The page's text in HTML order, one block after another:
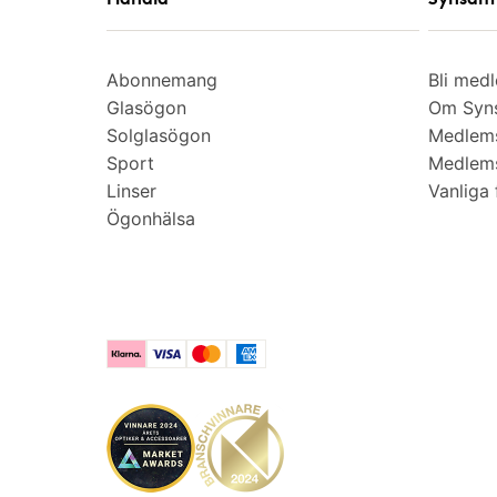
Abonnemang
Glasögon
Solglasögon
Sport
Linser
Ögonhälsa
Bli
Om
Vanliga
KlarnaVisa MastercardAmerican Express